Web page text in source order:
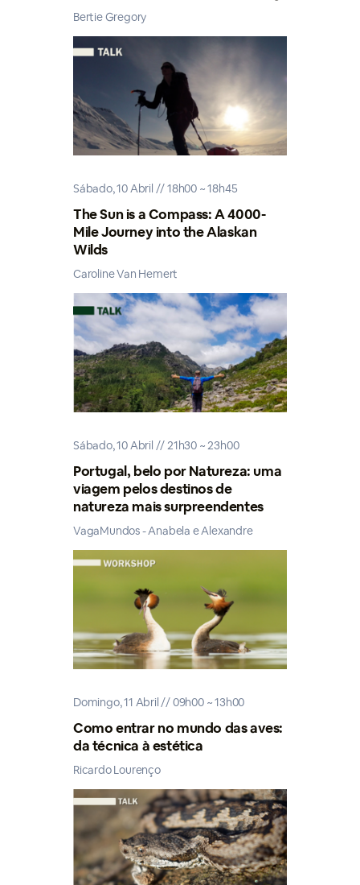
Bertie Gregory
Sábado, 10 Abril // 18h00 ~ 18h45
The Sun is a Compass: A 4000-
Mile Journey into the Alaskan
Wilds
Caroline Van Hemert
Sábado, 10 Abril // 21h30 ~ 23h00
Portugal, belo por Natureza: uma
viagem pelos destinos de
natureza mais surpreendentes
VagaMundos - Anabela e Alexandre
Domingo, 11 Abril // 09h00 ~ 13h00
Como entrar no mundo das aves:
da técnica à estética
Ricardo Lourenço